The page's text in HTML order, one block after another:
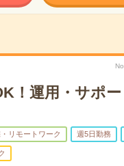
！運用・サポー
リモートワーク 週5日勤務